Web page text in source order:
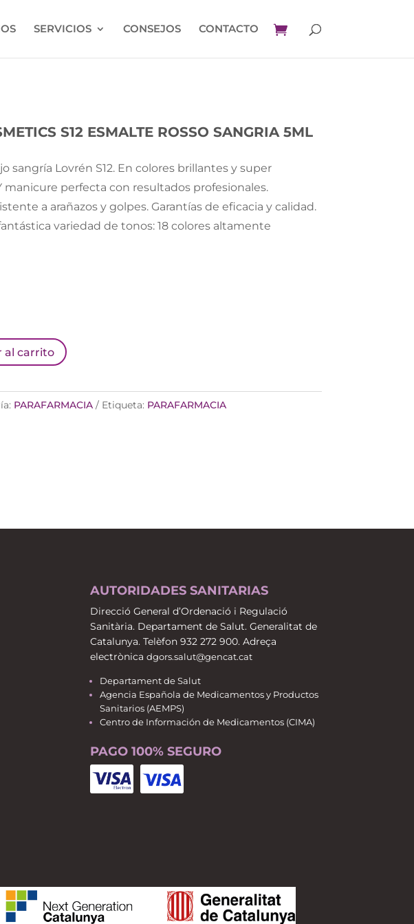
SERVICIOS CONSEJOS CONTACTO
S12 ESMALTE ROSSO SANGRIA 5ML
sangría Lovrén S12. En colores brillantes y super
manicure perfecta con resultados profesionales.
a arañazos y golpes. Garantías de eficacia y calidad.
variedad de tonos: 18 colores altamente
al carrito
PARAFARMACIA Etiqueta: PARAFARMACIA
AUTORIDADES SANITARIAS
Direcció General d’Ordenació i Regulació
Sanitària. Departament de Salut. Generalitat de
Catalunya. Telèfon 932 272 900. Adreça
electrònica dgors.salut@gencat.cat
Departament de Salut
Agencia Española de Medicamentos y Productos
Sanitarios (AEMPS)
Centro de Información de Medicamentos (CIMA)
PAGO 100% SEGURO